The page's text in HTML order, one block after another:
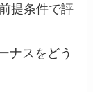
提条件で評
ナスをどう